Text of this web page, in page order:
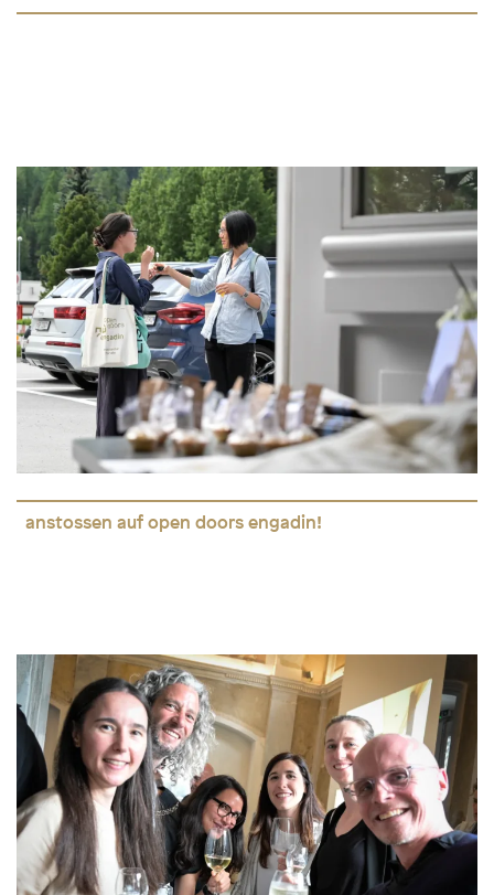
anstossen auf open doors engadin!